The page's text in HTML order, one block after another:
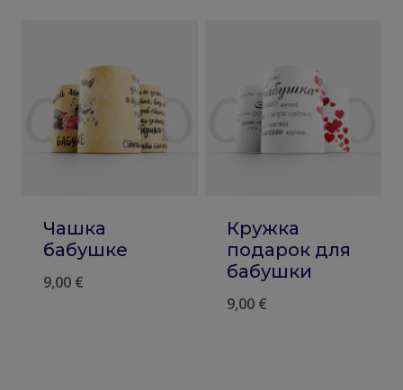
Чашка
бабушке
9,00 €
Кружка
подарок для
бабушки
9,00 €